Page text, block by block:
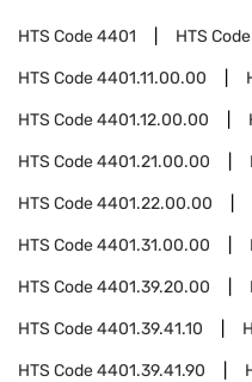
HTS Code4401 HTS Code
HTS Code4401.11.00.00
HTS Code4401.12.00.00
HTS Code4401.21.00.00
HTS Code4401.22.00.00
HTS Code4401.31.00.00
HTS Code4401.39.20.00
HTS Code4401.39.41.10
HTS Code4401.39.41.90